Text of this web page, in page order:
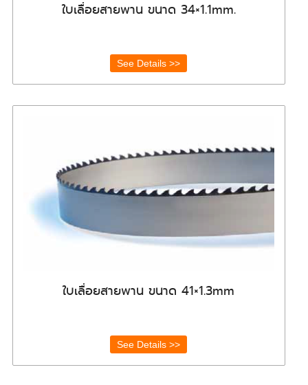
ใบเลื่อยสายพาน ขนาด 34×1.1mm.
See Details >>
ใบเลื่อยสายพาน ขนาด 41×1.3mm
See Details >>